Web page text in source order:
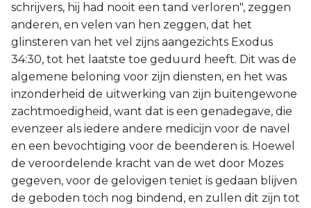
schrijvers, hij had nooit een tand verloren", zeggen
anderen, en velen van hen zeggen, dat het
glinsteren van het vel zijns aangezichts Exodus
34:30, tot het laatste toe geduurd heeft. Dit was de
algemene beloning voor zijn diensten, en het was
inzonderheid de uitwerking van zijn buitengewone
zachtmoedigheid, want dat is een genadegave, die
evenzeer als iedere andere medicijn voor de navel
en een bevochtiging voor de beenderen is. Hoewel
de veroordelende kracht van de wet door Mozes
gegeven, voor de gelovigen teniet is gedaan blijven
de geboden toch nog bindend, en zullen dit zijn tot